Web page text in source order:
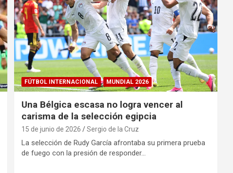
FÚTBOL INTERNACIONAL MUNDIAL 2026
Una Bélgica escasa no logra vencer al
carisma de la selección egipcia
15 de junio de 2026 Sergio de la Cruz
La selección de Rudy García afrontaba su primera prueba
de fuego con la presión de responder…